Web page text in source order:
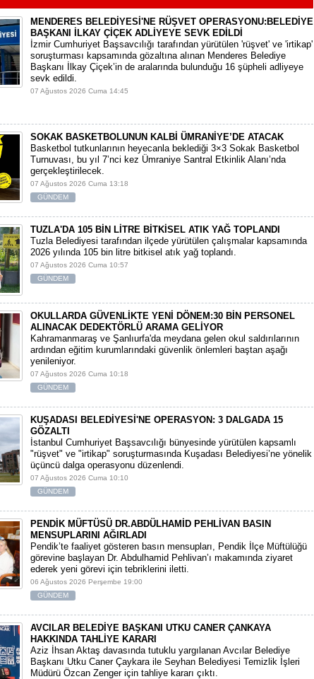
MENDERES BELEDİYESİ'NE RÜŞVET OPERASYONU:BELEDİYE
BAŞKANI İLKAY ÇİÇEK ADLİYEYE SEVK EDİLDİ
​İzmir Cumhuriyet Başsavcılığı tarafından yürütülen 'rüşvet' ve 'irtikap'
soruşturması kapsamında gözaltına alınan Menderes Belediye
Başkanı İlkay Çiçek’in de aralarında bulunduğu 16 şüpheli adliyeye
sevk edildi.
07 Ağustos 2026 Cuma 14:45
SOKAK BASKETBOLUNUN KALBİ ÜMRANİYE’DE ATACAK
Basketbol tutkunlarının heyecanla beklediği 3×3 Sokak Basketbol
Turnuvası, bu yıl 7’nci kez Ümraniye Santral Etkinlik Alanı’nda
gerçekleştirilecek.
07 Ağustos 2026 Cuma 13:18
GÜNDEM
TUZLA'DA 105 BİN LİTRE BİTKİSEL ATIK YAĞ TOPLANDI
Tuzla Belediyesi tarafından ilçede yürütülen çalışmalar kapsamında
2026 yılında 105 bin litre bitkisel atık yağ toplandı.
07 Ağustos 2026 Cuma 10:57
GÜNDEM
OKULLARDA GÜVENLİKTE YENİ DÖNEM:30 BİN PERSONEL
ALINACAK DEDEKTÖRLÜ ARAMA GELİYOR
​Kahramanmaraş ve Şanlıurfa'da meydana gelen okul saldırılarının
ardından eğitim kurumlarındaki güvenlik önlemleri baştan aşağı
yenileniyor.
07 Ağustos 2026 Cuma 10:18
GÜNDEM
KUŞADASI BELEDİYESİ'NE OPERASYON: 3 DALGADA 15
GÖZALTI
​İstanbul Cumhuriyet Başsavcılığı bünyesinde yürütülen kapsamlı
"rüşvet" ve "irtikap" soruşturmasında Kuşadası Belediyesi’ne yönelik
üçüncü dalga operasyonu düzenlendi.
07 Ağustos 2026 Cuma 10:10
GÜNDEM
PENDİK MÜFTÜSÜ DR.ABDÜLHAMİD PEHLİVAN BASIN
MENSUPLARINI AĞIRLADI
​Pendik’te faaliyet gösteren basın mensupları, Pendik İlçe Müftülüğü
görevine başlayan Dr. Abdulhamid Pehlivan’ı makamında ziyaret
ederek yeni görevi için tebriklerini iletti.
06 Ağustos 2026 Perşembe 19:00
GÜNDEM
AVCILAR BELEDİYE BAŞKANI UTKU CANER ÇANKAYA
HAKKINDA TAHLİYE KARARI
​Aziz İhsan Aktaş davasında tutuklu yargılanan Avcılar Belediye
Başkanı Utku Caner Çaykara ile Seyhan Belediyesi Temizlik İşleri
Müdürü Özcan Zenger için tahliye kararı çıktı.